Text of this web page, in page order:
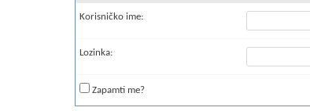
Korisničko ime:
Lozinka:
Zapamti me?